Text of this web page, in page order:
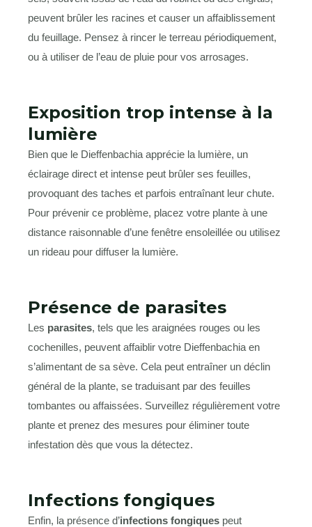
peuvent brûler les racines et causer un affaiblissement
du feuillage. Pensez à rincer le terreau périodiquement,
ou à utiliser de l’eau de pluie pour vos arrosages.
Exposition trop intense à la
lumière
Bien que le Dieffenbachia apprécie la lumière, un
éclairage direct et intense peut brûler ses feuilles,
provoquant des taches et parfois entraînant leur chute.
Pour prévenir ce problème, placez votre plante à une
distance raisonnable d’une fenêtre ensoleillée ou utilisez
un rideau pour diffuser la lumière.
Présence de parasites
Les parasites, tels que les araignées rouges ou les
cochenilles, peuvent affaiblir votre Dieffenbachia en
s’alimentant de sa sève. Cela peut entraîner un déclin
général de la plante, se traduisant par des feuilles
tombantes ou affaissées. Surveillez régulièrement votre
plante et prenez des mesures pour éliminer toute
infestation dès que vous la détectez.
Infections fongiques
Enfin, la présence d’infections fongiques peut